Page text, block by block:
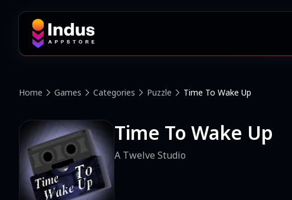
Home Games Categories Puzzle Time To Wake Up
Time To Wake Up
A Twelve Studio